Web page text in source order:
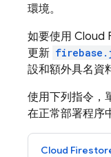
環境。
如要使用 Cloud
更新
設和額外具名資
使用下列指令，
在正常部署程序
Cloud